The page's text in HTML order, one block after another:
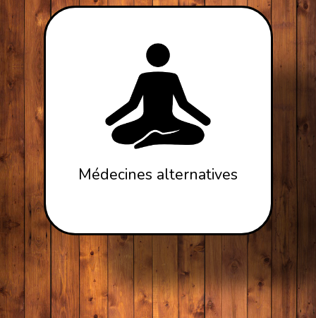
Médecines alternatives